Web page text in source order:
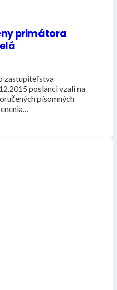
primátora
zastupiteľstva
poslanci vzali na
písomných